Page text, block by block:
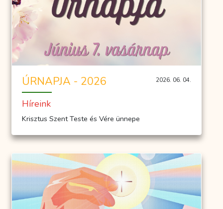
ÚRNAPJA - 2026 2026. 06. 04.
Híreink
Krisztus Szent Teste és Vére ünnepe